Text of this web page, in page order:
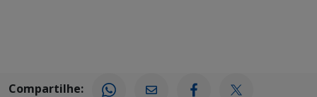
Compartilhe: